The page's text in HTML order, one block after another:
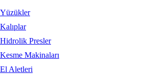
Yüzükler
Kalıplar
Hidrolik Presler
Kesme Makinaları
El Aletleri